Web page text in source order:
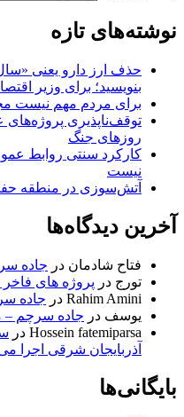
نوشته‌های تازه
حذف ارز دارو یعنی
بنویسید؛ برای وزیر
برای مردم مهم نیست
توقف‌ناپذیری پروژه‌های
روزهای جنگ
کارکرد سنتی روابط
نیست
آتش‌سوزی در منطقه
آخرین دیدگاه‌ها
فتاح شادمان در جاده
تورج در پروژه های
Rahim Amini در جاده
یوسف در جاده سرچم –
Hossein fatemiparsa در
آذربایجان شرقی اجرا
بایگانی‌ها